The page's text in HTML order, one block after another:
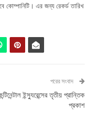
কোম্পানিটি। এর জন্য রেকর্ড তারিখ
পরের সংবাদ
ইন্স্যুরেন্সের তৃতীয় প্রান্তিক
প্রকাশ